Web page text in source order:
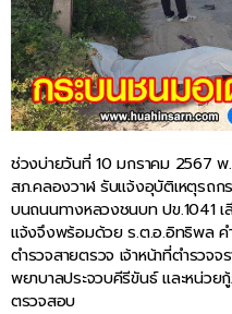
ช่วงบ่ายวันที่ 10 มกราคม 2567
สภ.คลองวาฬ รับแจ้งอุบัติเหตุรถก
บนถนนทางหลวงชนบท ปข.1041
แจ้งจึงพร้อมด้วย ร.ต.อ.อิทธิพล ค
ตำรวจสายตรวจ เจ้าหน้าที่ตำรวจ
พยาบาลประจวบคีรีขันธ์ และหน่ว
ตรวจสอบ